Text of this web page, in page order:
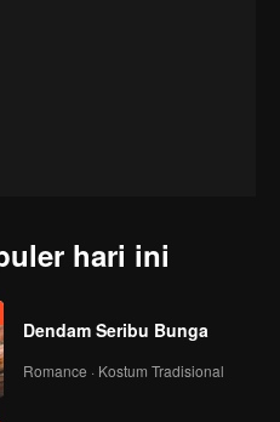
hari ini
Dendam Seribu Bunga
Romance · Kostum Tradisional